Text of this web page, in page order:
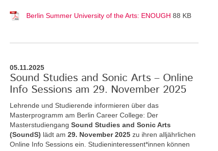
Berlin Summer University of the Arts: ENOUGH 88 KB
05.11.2025
Sound Studies and Sonic Arts – Online
Info Sessions am 29. November 2025
Lehrende und Studierende informieren über das
Masterprogramm am Berlin Career College: Der
Masterstudiengang Sound Studies and Sonic Arts
(SoundS) lädt am 29. November 2025 zu ihren alljährlichen
Online Info Sessions ein. Studieninteressent*innen können